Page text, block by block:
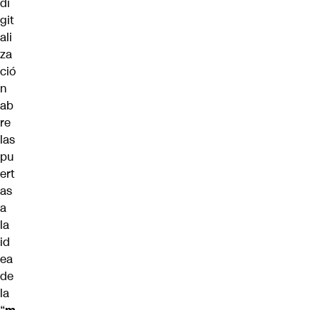
git
ali
za
ció
n
ab
re
las
pu
ert
as
a
la
id
ea
de
la